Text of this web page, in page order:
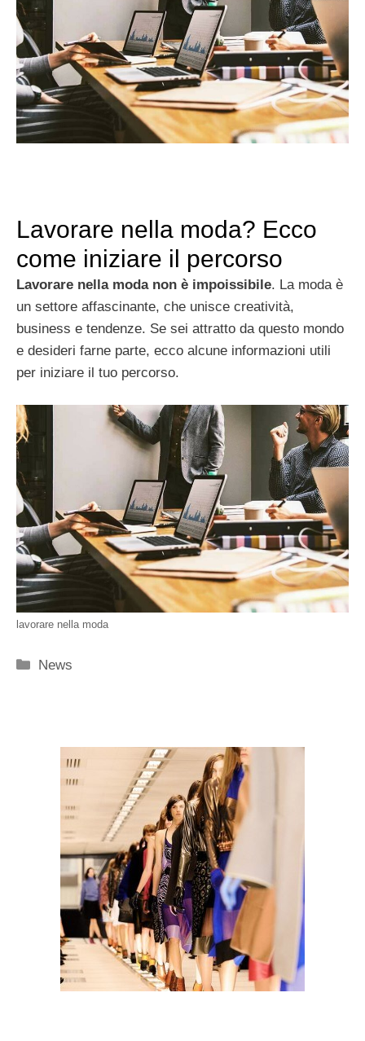
Lavorare nella moda? Ecco
come iniziare il percorso
Lavorare nella moda non è impoissibile. La moda è
un settore affascinante, che unisce creatività,
business e tendenze. Se sei attratto da questo mondo
e desideri farne parte, ecco alcune informazioni utili
per iniziare il tuo percorso.
lavorare nella moda
Categorie
News